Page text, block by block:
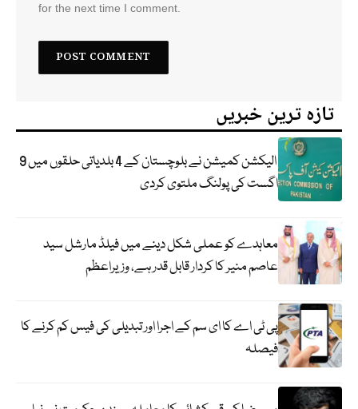
for the next time I comment.
تازہ ترین خبریں
الیکشن کمیشن نے بلوچستان کے 4 بلدیاتی حلقوں میں 9
اگست کی پولنگ ملتوی کردی
معاہدے کو عملی شکل دینے میں فیلڈ مارشل سید
عاصم منیر کا کردار قابل قدر ہے، وزیراعظم
پی ٹی اے کا ای سم کے اجرا اور تبدیلی کی فیس کم کرنے کا
فیصلہ